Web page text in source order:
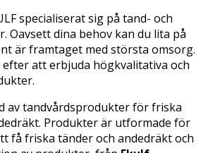
specialiserat sig på tand- och
Oavsett dina behov kan du lita på
är framtaget med största omsorg.
efter att erbjuda högkvalitativa och
av tandvårdsprodukter för friska
Produkter är utformade för
få friska tänder och andedräkt och